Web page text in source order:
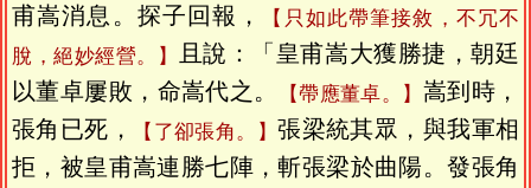
甫嵩消息。探子回報，
【只如此帶筆接敘，不冗不
脫，絕妙經營。】
且說：「皇甫嵩大獲勝捷，朝廷
以董卓屢敗，命嵩代之。
【帶應董卓。】 嵩到時，
張角已死，
【了卻張角。】 張梁統其眾，與我軍相
拒，被皇甫嵩連勝七陣，斬張梁於曲陽。發張角